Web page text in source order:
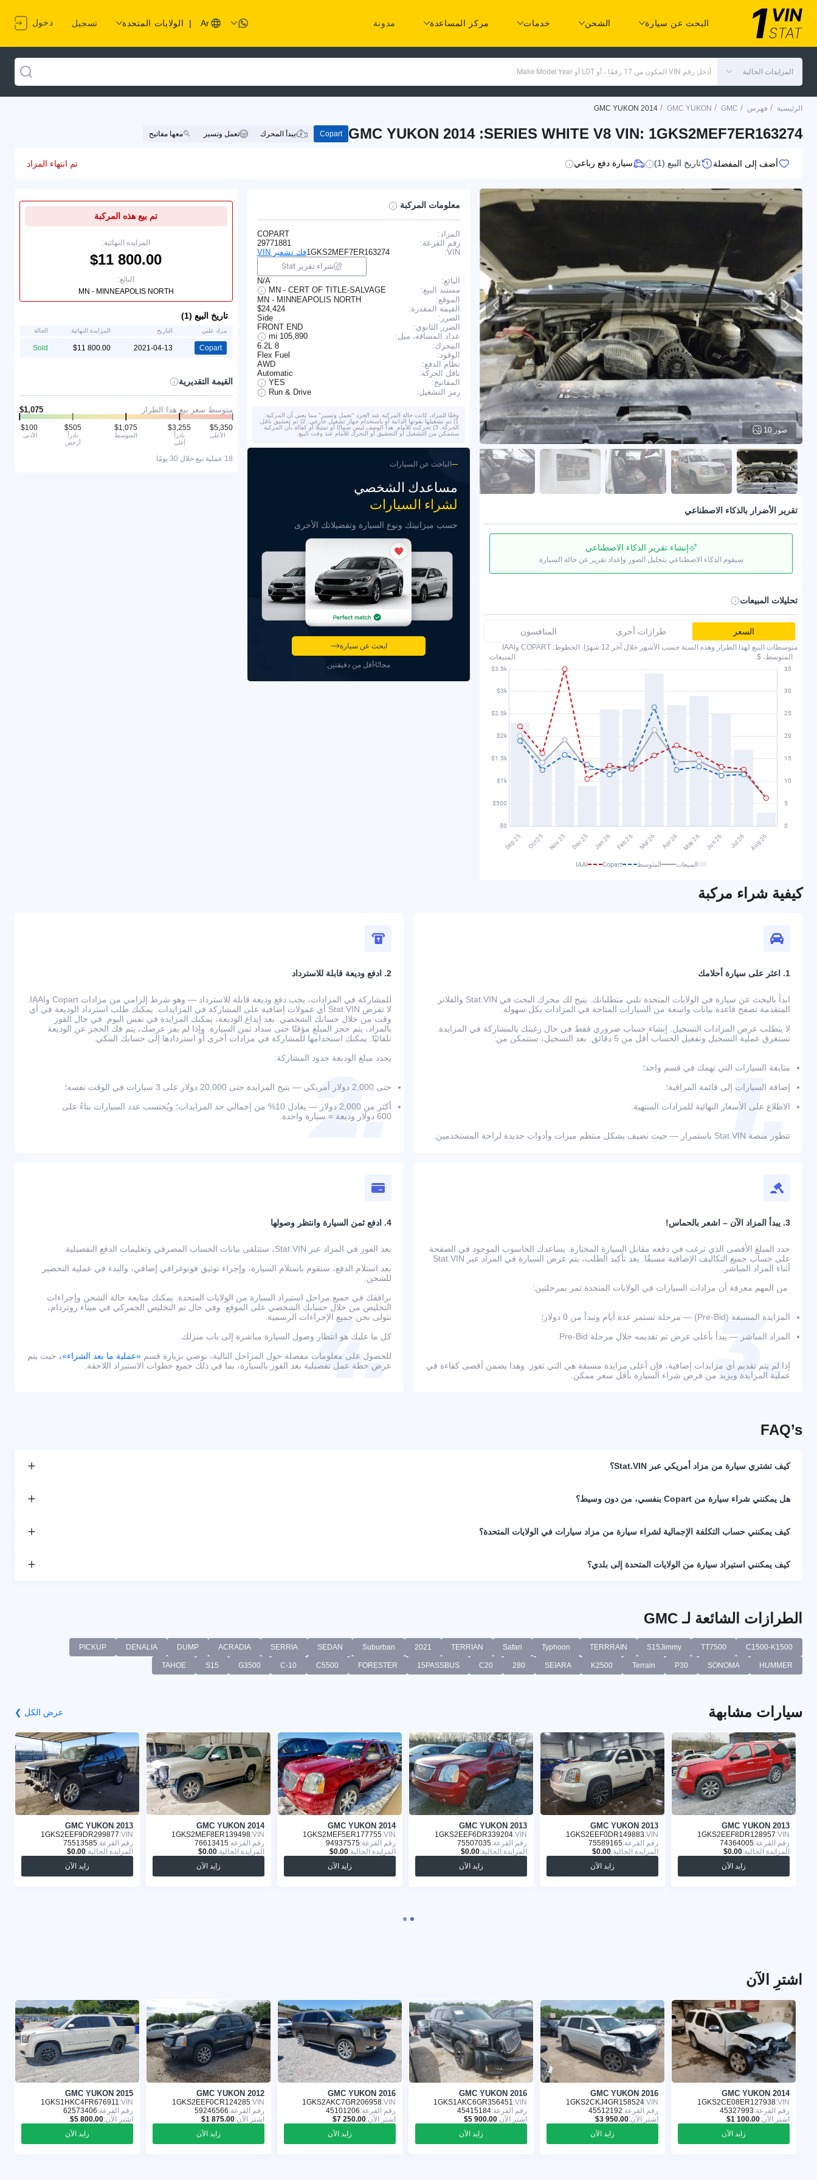
البحث عن سيارة الشحن خدمات مركز المساعدة مدونة Ar
| الولايات المتحدة تسجيل دخول
المزايدات الحالية أدخل رقم VIN المكون من 17 رقمًا ، أو LOT أو Make Model Year
الرئيسية / فهرس /
GMC
/
GMC YUKON
/
GMC YUKON 2014
GMC YUKON 2014 :SERIES WHITE V8 VIN: 1GKS2MEF7ER163274
Copart يبدأ المحرك تعمل وتسير معها مفاتيح
أضف إلى المفضلة تاريخ البيع (1) سيارة دفع رباعي تم انتهاء المزاد
10 صور
تقرير الأضرار بالذكاء الاصطناعي
إنشاء تقرير الذكاء الاصطناعي
سيقوم الذكاء الاصطناعي بتحليل الصور وإعداد تقرير عن حالة السيارة
تحليلات المبيعات
السعر طرازات أخرى المنافسون
متوسطات البيع لهذا الطراز وهذه السنة حسب الأشهر خلال آخر 12 شهرًا. الخطوط: COPART وIAAI.
المتوسط، $
المبيعات
المبيعات المتوسط Copart
IAAI
معلومات المركبة
المزاد:
COPART
رقم القرعة:
29771881
VIN:
1GKS2MEF7ER163274فك تشفير VIN
شراء تقرير Stat
البائع:
N/A
مستند البيع:
MN - CERT OF TITLE-SALVAGE
الموقع:
MN - MINNEAPOLIS NORTH
القيمة المقدرة:
$24,424
الضرر:
Side
الضرر الثانوي:
FRONT END
عداد المسافة، ميل:
105,890 mi
المحرك:
6.2L 8
الوقود:
Flex Fuel
نظام الدفع:
AWD
ناقل الحركة:
Automatic
المفاتيح:
YES
رمز التشغيل:
Run & Drive
وفقًا للمزاد، كانت حالة المركبة عند الجرد "تعمل وتسير" مما يعني أن المركبة:
1) تم تشغيلها بقوتها الذاتية أو باستخدام جهاز تشغيل خارجي. 2) تم تعشيق ناقل
الحركة. 3) تحركت للأمام. هذا الوصف ليس ضمانًا أو تمثيلًا أو كفالة بأن المركبة
ستتمكن من التشغيل أو التعشيق أو التحرك للأمام عند وقت البيع.
الباحث عن السيارات
مساعدك الشخصي
لشراء السيارات
حسب ميزانيتك ونوع السيارة وتفضيلاتك الأخرى
ابحث عن سيارة
مجانًا أقل من دقيقتين
تم بيع هذه المركبة
المزايدة النهائية:
البائع:
MN - MINNEAPOLIS NORTH
تاريخ البيع (1)
مزاد علني التاريخ المزايدة النهائية الحالة
Copart
2021-04-13
⁦$11 800.00⁩
Sold
القيمة التقديرية
متوسط سعر بيع هذا الطراز
الأدنى
⁦$505⁩
نادراً
أرخص
المتوسط
نادراً
أغلى
⁦$5,350⁩
الأعلى
18 عملية بيع خلال 30 يومًا
كيفية شراء مركبة
1. اعثر على سيارة أحلامك
ابدأ بالبحث عن سيارة في الولايات المتحدة تلبي متطلباتك. يتيح لك محرك البحث في Stat.VIN والفلاتر
المتقدمة تصفح قاعدة بيانات واسعة من السيارات المتاحة في المزادات بكل سهولة.
لا يتطلب عرض المزادات التسجيل. إنشاء حساب ضروري فقط في حال رغبتك بالمشاركة في المزايدة.
تستغرق عملية التسجيل وتفعيل الحساب أقل من 5 دقائق. بعد التسجيل، ستتمكن من:
متابعة السيارات التي تهمك في قسم واحد؛
إضافة السيارات إلى قائمة المراقبة؛
الاطلاع على الأسعار النهائية للمزادات المنتهية.
تتطور منصة Stat.VIN باستمرار — حيث نضيف بشكل منتظم ميزات وأدوات جديدة لراحة المستخدمين.
2. ادفع وديعة قابلة للاسترداد
لا تفرض Stat.VIN أي عمولات إضافية على المشاركة في المزايدات. يمكنك طلب استرداد الوديعة في أي
وقت من خلال حسابك الشخصي. بعد إيداع الوديعة، يمكنك المزايدة في نفس اليوم. في حال الفوز
بالمزاد، يتم حجز المبلغ مؤقتًا حتى سداد ثمن السيارة. وإذا لم يفز عرضك، يتم فك الحجز عن الوديعة
تلقائيًا. يمكنك استخدامها للمشاركة في مزادات أخرى أو استردادها إلى حسابك البنكي.
يحدد مبلغ الوديعة حدود المشاركة:
حتى 2,000 دولار أمريكي — يتيح المزايدة حتى 20,000 دولار على 3 سيارات في الوقت نفسه؛
أكثر من 2,000 دولار — يعادل 10% من إجمالي حد المزايدات؛ ويُحتسب عدد السيارات بناءً على
600 دولار وديعة = سيارة واحدة.
3. يبدأ المزاد الآن – اشعر بالحماس!
حدد المبلغ الأقصى الذي ترغب في دفعه مقابل السيارة المختارة. يساعدك الحاسوب الموجود في الصفحة
على حساب جميع التكاليف الإضافية مسبقًا. بعد تأكيد الطلب، يتم عرض السيارة في المزاد عبر Stat.VIN
أثناء المزاد المباشر.
من المهم معرفة أن مزادات السيارات في الولايات المتحدة تمر بمرحلتين:
المزايدة المسبقة (Pre-Bid) — مرحلة تستمر عدة أيام وتبدأ من 0 دولار؛
المزاد المباشر — يبدأ بأعلى عرض تم تقديمه خلال مرحلة Pre-Bid.
إذا لم يتم تقديم أي مزايدات إضافية، فإن أعلى مزايدة مسبقة هي التي تفوز. وهذا يضمن أقصى كفاءة في
عملية المزايدة ويزيد من فرص شراء السيارة بأقل سعر ممكن.
4. ادفع ثمن السيارة وانتظر وصولها
بعد الفوز في المزاد عبر Stat.VIN، ستتلقى بيانات الحساب المصرفي وتعليمات الدفع التفصيلية.
بعد استلام الدفع، سنقوم باستلام السيارة، وإجراء توثيق فوتوغرافي إضافي، والبدء في عملية التحضير
للشحن.
نرافقك في جميع مراحل استيراد السيارة من الولايات المتحدة. يمكنك متابعة حالة الشحن وإجراءات
التخليص من خلال حسابك الشخصي على الموقع. وفي حال تم التخليص الجمركي في ميناء روتردام،
نتولى نحن جميع الإجراءات الرسمية.
كل ما عليك هو انتظار وصول السيارة مباشرة إلى باب منزلك.
للحصول على معلومات مفصلة حول المراحل التالية، نوصي بزيارة قسم «عملية ما بعد الشراء»، حيث يتم
عرض خطة عمل تفصيلية بعد الفوز بالسيارة، بما في ذلك جميع خطوات الاستيراد اللاحقة.
FAQ’s
كيف تشتري سيارة من مزاد أمريكي عبر Stat.VIN؟
هل يمكنني شراء سيارة من Copart بنفسي، من دون وسيط؟
كيف يمكنني حساب التكلفة الإجمالية لشراء سيارة من مزاد سيارات في الولايات المتحدة؟
كيف يمكنني استيراد سيارة من الولايات المتحدة إلى بلدي؟
الطرازات الشائعة لـ GMC
C1500-K1500
TT7500
S15Jimmy
TERRRAIN
Typhoon
Safari
TERRIAN
2021
Suburban
SEDAN
SERRIA
ACRADIA
DUMP
DENALIA
PICKUP
HUMMER
SONOMA
P30
Terrain
K2500
SEIARA
280
C20
15PASSBUS
FORESTER
C5500
C-10
G3500
S15
TAHOE
سيارات مشابهة عرض الكل ❯
GMC YUKON 2013
VIN:
1GKS2EEF8DR128957
رقم القرعة:74364005
المزايدة الحالية:
زايد الآن
GMC YUKON 2013
VIN:
1GKS2EEF0DR149883
رقم القرعة:75589165
المزايدة الحالية:
زايد الآن
GMC YUKON 2013
VIN:
1GKS2EEF6DR339204
رقم القرعة:75507035
المزايدة الحالية:
زايد الآن
GMC YUKON 2014
VIN:
1GKS2MEF5ER177755
رقم القرعة:94937575
المزايدة الحالية:
زايد الآن
GMC YUKON 2014
VIN:
1GKS2MEF8ER139498
رقم القرعة:76613415
المزايدة الحالية:
زايد الآن
GMC YUKON 2013
VIN:
1GKS2EEF9DR299877
رقم القرعة:75513585
المزايدة الحالية:
زايد الآن
اشترِ الآن
GMC YUKON 2014
VIN:
1GKS2CE08ER127938
رقم القرعة:45327993
اشترِ الآن:
زايد الآن
GMC YUKON 2016
VIN:
1GKS2CKJ4GR158524
رقم القرعة:45512192
اشترِ الآن:
زايد الآن
GMC YUKON 2016
VIN:
1GKS1AKC6GR356451
رقم القرعة:45415184
اشترِ الآن:
زايد الآن
GMC YUKON 2016
VIN:
1GKS2AKC7GR206958
رقم القرعة:45101206
اشترِ الآن:
زايد الآن
GMC YUKON 2012
VIN:
1GKS2EEF0CR124285
رقم القرعة:59246566
اشترِ الآن:
زايد الآن
GMC YUKON 2015
VIN:
1GKS1HKC4FR676911
رقم القرعة:62573406
اشترِ الآن:
زايد الآن